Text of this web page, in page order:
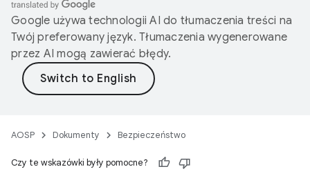
Google używa technologii AI do tłumaczenia treści na
Twój preferowany język. Tłumaczenia wygenerowane
przez AI mogą zawierać błędy.
AOSP Dokumenty Bezpieczeństwo
Czy te wskazówki były pomocne?